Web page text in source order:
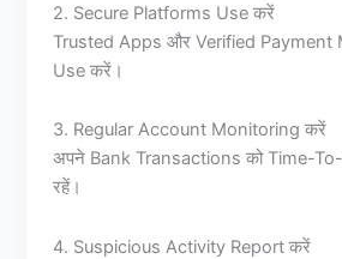
2. Secure Platforms Use करें
Trusted Apps और Verified Payment
Use करें।
3. Regular Account Monitoring करें
अपने Bank Transactions को Time-
रहें।
4. Suspicious Activity Report करें